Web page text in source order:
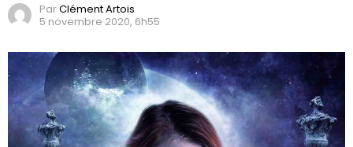
ParClément Artois
5 novembre 2020, 6h55